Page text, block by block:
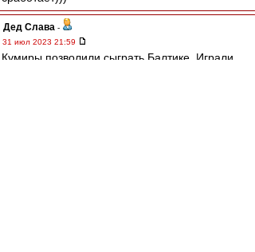
Дед Слава -
31 июл 2023 21:59
Кумиры позволили сыграть Балтике. Играли